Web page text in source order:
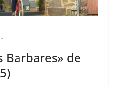
Barbares» de